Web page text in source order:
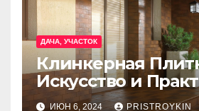
ДАЧА, УЧАСТОК
Клинкерная
Искусство и
в Одном
ИЮН 6, 2024 PRISTROYKIN_